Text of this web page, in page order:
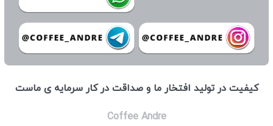
كيفيت در توليد افتخار ما و صداقت در كار سرمايه ی ماست
Coffee Andre